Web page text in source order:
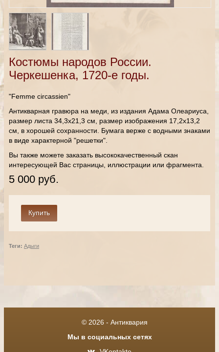
Костюмы народов России.
Черкешенка, 1720-е годы.
"Femme circassien"
Антикварная гравюра на меди, из издания Адама Олеариуса,
размер листа 34,3х21,3 см, размер изображения 17,2х13,2
см, в хорошей сохранности. Бумага верже с водными знаками
в виде характерной "решетки".
Вы также можете заказать высококачественный скан
интересующей Вас страницы, иллюстрации или фрагмента.
5 000 руб.
Теги: Адыги
© 2026 - Антиквария
Мы в социальных сетях